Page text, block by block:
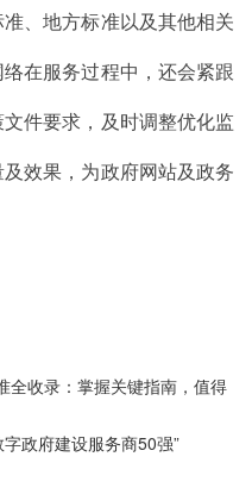
、地方标准以及其他相关
在服务过程中，还会紧跟
件要求，及时调整优化监
效果，为政府网站及政务
全收录：掌握关键指南，值得
政府建设服务商50强”